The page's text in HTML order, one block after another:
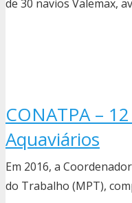
de 30 navios Valemax,
CONATPA –
Aquaviários
Em 2016, a
do Trabalho (MPT),